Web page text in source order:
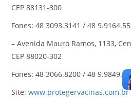
CEP 88131-300
Fones: 48 3093.3141 / 48
– Avenida Mauro Ramos, 1133,
CEP 88020-302
Fones: 48 3066.8200 / 48
Site:www.protegervacinas.com.br